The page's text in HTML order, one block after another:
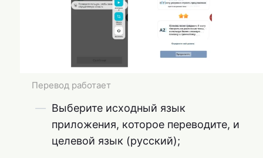
Перевод работает
Выберите исходный язык
приложения, которое переводите, и
целевой язык (русский);